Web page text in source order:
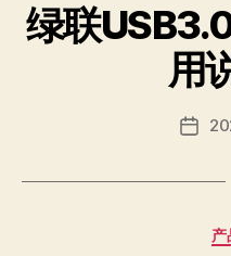
绿联
用
Post
产